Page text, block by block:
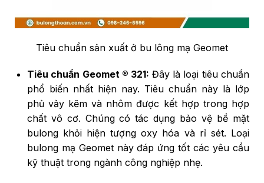
Tiêu chuẩn sản xuất ở bu lông mạ Geomet
Tiêu chuẩn Geomet ® 321: Đây là loại tiêu chuẩn
phổ biến nhất hiện nay. Tiêu chuẩn này là lớp
phủ vảy kẽm và nhôm được kết hợp trong hợp
chất vô cơ. Chúng có tác dụng bảo vệ bề mặt
bulong khỏi hiện tượng oxy hóa và rỉ sét. Loại
bulong mạ Geomet này đáp ứng tốt các yêu cầu
kỹ thuật trong ngành công nghiệp nhẹ.